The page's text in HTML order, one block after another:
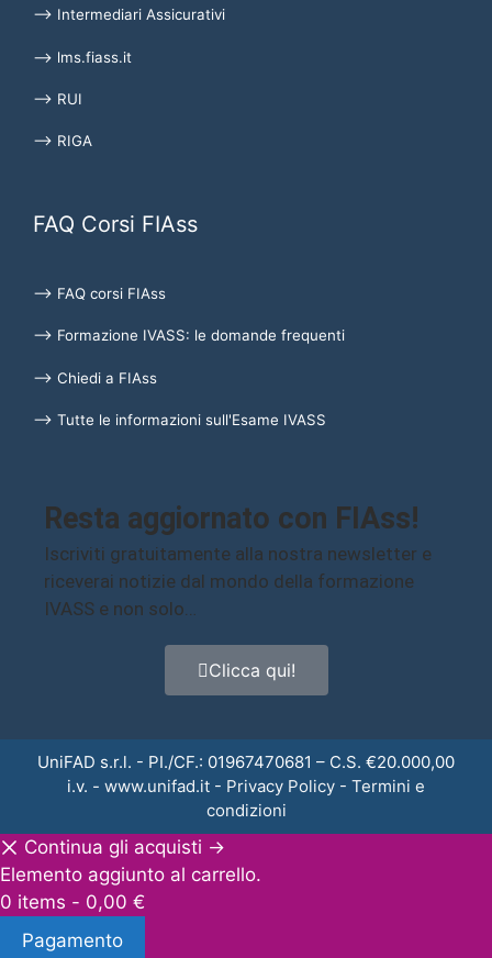
⟶ Intermediari Assicurativi
⟶ lms.fiass.it
⟶ RUI
⟶ RIGA
FAQ Corsi FIAss
⟶ FAQ corsi FIAss
⟶ Formazione IVASS: le domande frequenti
⟶ Chiedi a FIAss
⟶ Tutte le informazioni sull'Esame IVASS
Resta aggiornato con FIAss!
Iscriviti gratuitamente alla nostra newsletter e
riceverai notizie dal mondo della formazione
IVASS e non solo…
Clicca qui!
UniFAD s.r.l. - PI./CF.: 01967470681 – C.S. €20.000,00
i.v. - www.unifad.it - Privacy Policy - Termini e
condizioni
Continua gli acquisti →
Elemento aggiunto al carrello.
0 items - 0,00 €
Pagamento